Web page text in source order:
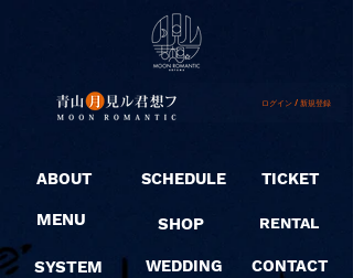
ログイン / 新規登録
ABOUT
MENU
SYSTEM
SCHEDULE
SHOP
WEDDING
TICKET
RENTAL
CONTACT